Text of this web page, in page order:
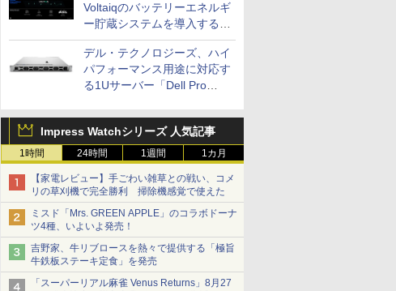
Voltaiqのバッテリーエネルギ
ー貯蔵システムを導入する計
画を発表
デル・テクノロジーズ、ハイ
パフォーマンス用途に対応す
る1Uサーバー「Dell Pro
売
Impress Watchシリーズ 人気記事
1時間 24時間 1週間 1カ月
【家電レビュー】手ごわい雑草との戦い、コメ
リの草刈機で完全勝利 掃除機感覚で使えた
ミスド「Mrs. GREEN APPLE」のコラボドーナ
ツ4種、いよいよ発売！
吉野家、牛リブロースを熱々で提供する「極旨
牛鉄板ステーキ定食」を発売
「スーパーリアル麻雀 Venus Returns」8月27